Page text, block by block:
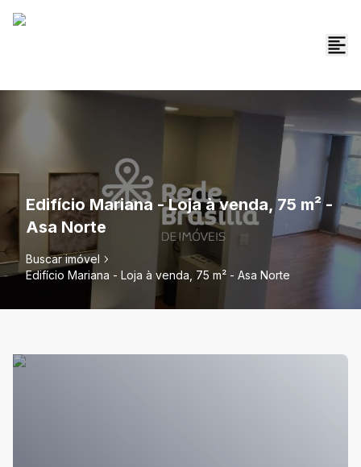
Edifício Mariana - Loja à venda, 75 m² -
Asa Norte
Buscar imóvel
Edifício Mariana - Loja à venda, 75 m² - Asa Norte